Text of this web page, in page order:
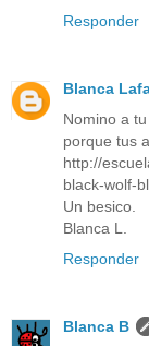
Responder
Blanca
Nomino a
porque tus
http://
black-wolf-
Un besico.
Blanca L.
Responder
Blanca B